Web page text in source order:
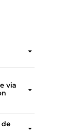
Chaque vanne est facilement identifiable en scannant son code QR unique sur l'étiquette d'identification du produit conformément à la norme IEC 61406.
via
Décharge électrostatique grâce à une conception antistatique (rondelle de mise à la terre et perçage de la bride supérieure).
de